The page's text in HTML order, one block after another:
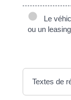
Le
ou un
Textes de